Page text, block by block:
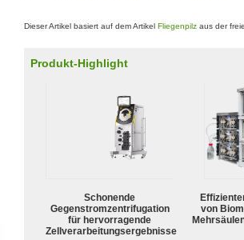
Dieser Artikel basiert auf dem Artikel Fliegenpilz aus der
Produkt-Highlight
Schonende
Gegenstromzentrifugation
für hervorragende
Zellverarbeitungsergebnisse
von